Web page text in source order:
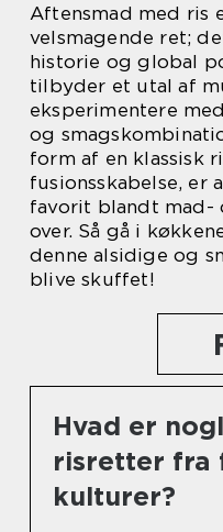
Aftensmad med ris
velsmagende ret;
historie og global
tilbyder et utal af
eksperimentere
og
form af en klassisk
fusionsskabelse, er
favorit blandt mad-
over. Så gå i
denne alsidige og
blive skuffet!
Hvad er
risretter fra
kulturer?